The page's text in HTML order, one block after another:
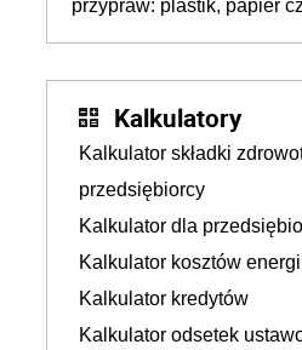
przypraw: plastik, papier
Kalkulatory
Kalkulator składki
przedsiębiorcy
Kalkulator dla
Kalkulator kosztów
Kalkulator kredytów
Kalkulator odsetek